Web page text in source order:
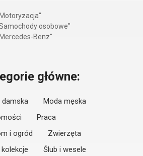
osobowe"
Benz"
główne:
damska
Moda męska
Praca
i ogród
Zwierzęta
Ślub i wesele